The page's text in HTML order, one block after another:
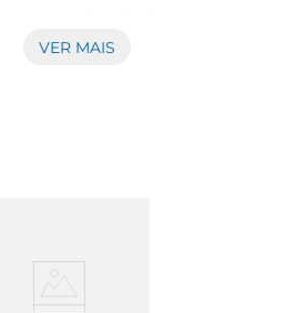
como a famosa feijoada ou
além de fornecer energia
VER MAIS